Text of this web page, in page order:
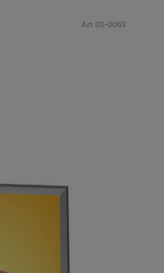
Art.03-0063